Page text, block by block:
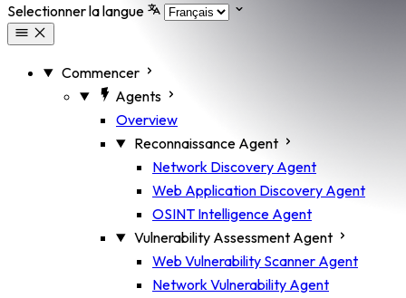
Selectionner la langue
Commencer
Agents
Overview
Reconnaissance Agent
Network Discovery Agent
Web Application Discovery Agent
OSINT Intelligence Agent
Vulnerability Assessment Agent
Web Vulnerability Scanner Agent
Network Vulnerability Agent